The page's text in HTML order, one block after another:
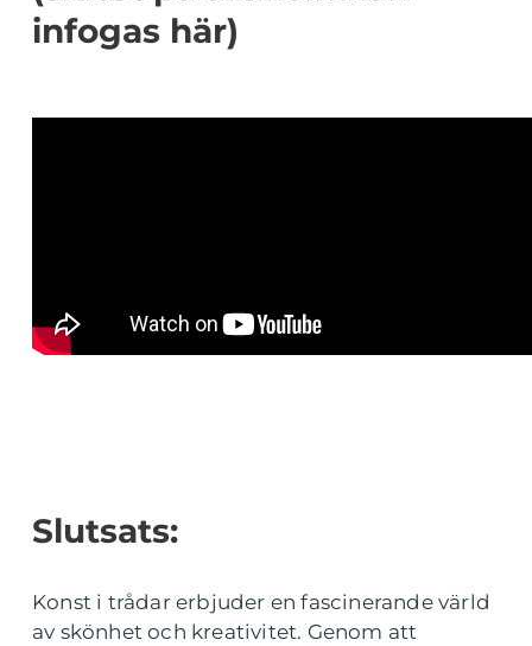
infogas här)
Slutsats:
Konst i trådar erbjuder en fascinerande värld
av skönhet och kreativitet. Genom att